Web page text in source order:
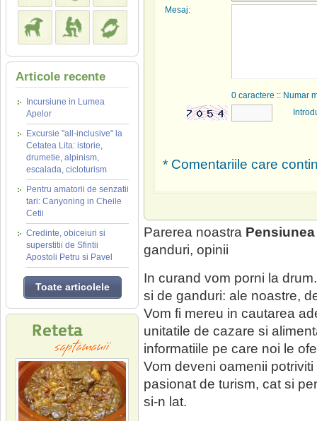
Articole recente
Incursiune in Lumea
Apelor
Excursie "all-inclusive" la
Cetatea Lita: istorie,
drumetie, alpinism,
escalada, cicloturism
Pentru amatorii de senzatii
tari: Canyoning in Cheile
Cetii
Credinte, obiceiuri si
superstitii de Sfintii
Apostoli Petru si Pavel
Toate articolele
Mesaj:
0 caractere :: Numar
* Comentariile care
Parerea noastra
ganduri, opinii
In curand vom porni la
si de ganduri: ale noastre,
Vom fi mereu in cautarea
unitatile de cazare si
informatiile pe care noi le
Vom deveni oamenii
pasionat de turism, cat si
si-n lat.